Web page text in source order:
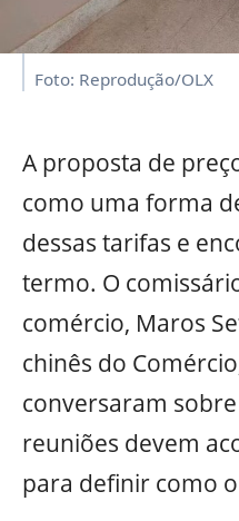
Foto: Reprodução/OLX
A proposta de
como uma forma
dessas tarifas e
termo. O
comércio, Maros
chinês do
conversaram
reuniões devem
para definir como